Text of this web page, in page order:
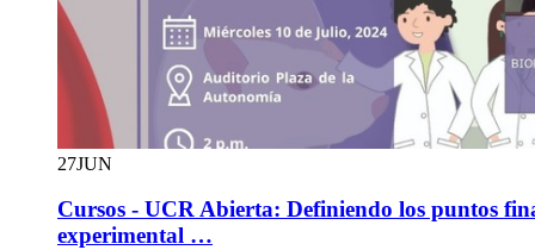
27JUN
Cursos - UCR Abierta: Definiendo los puntos
experimental …